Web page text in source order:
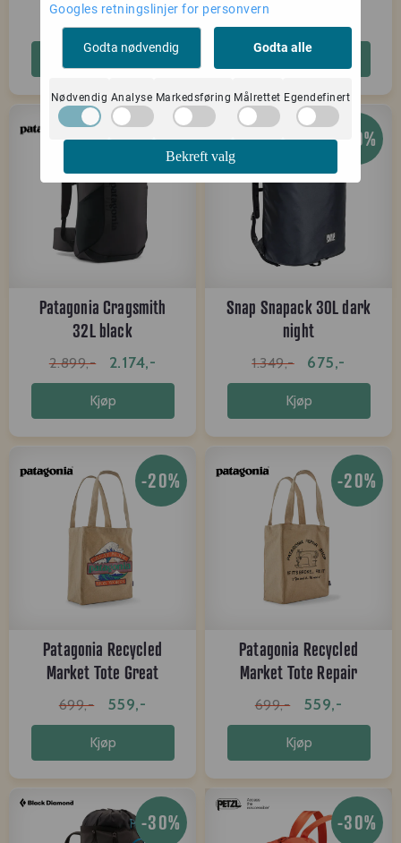
1.299,- 974,-
-25%
Patagonia Cragsmith
32L black
2.899,- 2.174,-
Kjøp
-50%
Snap Snapack 30L dark
night
1.349,- 675,-
Kjøp
-20%
Patagonia Recycled
Market Tote Great
Waves: ...
699,- 559,-
Kjøp
-20%
Patagonia Recycled
Market Tote Repair
Shop: ...
699,- 559,-
Kjøp
-30% -30%
Googles retningslinjer for personvern
Godta nødvendig Godta alle
Nødvendig Analyse Markedsføring Målrettet Egendefinert
Bekreft valg